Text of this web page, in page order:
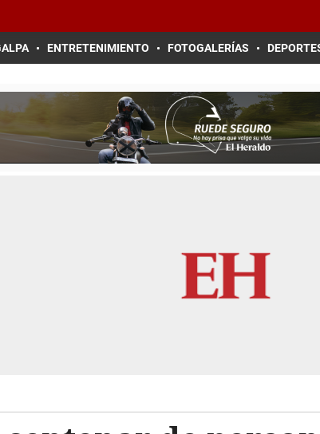
ENTRETENIMIENTO FOTOGALERÍAS